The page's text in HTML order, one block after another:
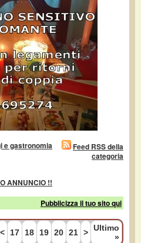
e gastronomia
Feed RSS della
categoria
ANNUNCIO !!
Pubblicizza il tuo sito qui
< 17 18 19 20 21 > Ultimo
»